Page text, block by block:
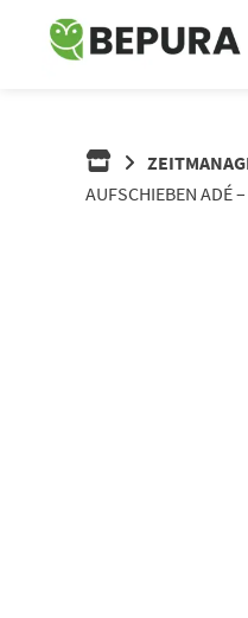
Springe
AUFSCHIEBEN ADÉ